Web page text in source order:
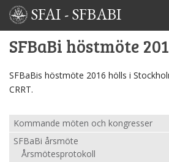
SFAI -SFBABI
SFBaBi höstmöte
SFBaBis höstmöte 2016 hölls i
CRRT.
Kommande möten och kongresser
SFBaBi årsmöte
Årsmötesprotokoll